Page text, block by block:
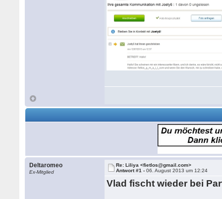
Deltaromeo
Ex-Mitglied
Re: Liliya <fietlos@gmail.com>
Antwort #1 -06. August 2013 um 12:24
Vlad fischt wieder bei